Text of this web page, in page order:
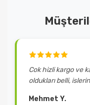
Cok hizli kargo ve
oldukları belli,
Mehmet Y.